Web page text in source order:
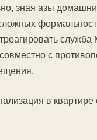
зная азы
с
в